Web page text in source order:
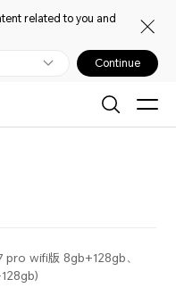
related to you and
Continue
pro wifi版 8gb+128gb、